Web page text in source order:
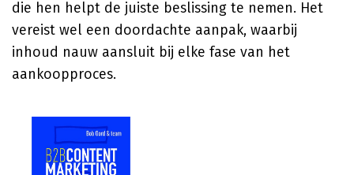
die hen helpt de juiste beslissing te nemen. Het
vereist wel een doordachte aanpak, waarbij
inhoud nauw aansluit bij elke fase van het
aankoopproces.